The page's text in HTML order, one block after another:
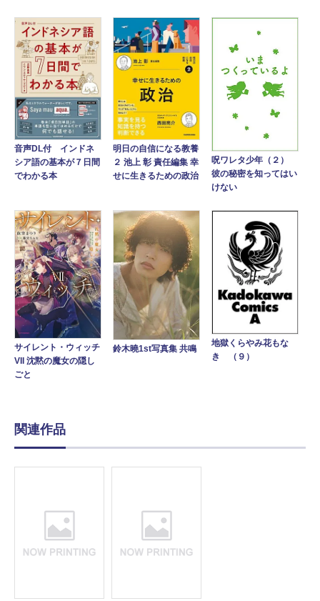
音声DL付 インドネ
シア語の基本が７日間
でわかる本
明日の自信になる教養
２ 池上 彰 責任編集 幸
せに生きるための政治
呪ワレタ少年（２）
彼の秘密を知ってはい
けない
サイレント・ウィッチ
VII 沈黙の魔女の隠し
ごと
鈴木曉1st写真集 共鳴
地獄くらやみ花もな
き （９）
関連作品